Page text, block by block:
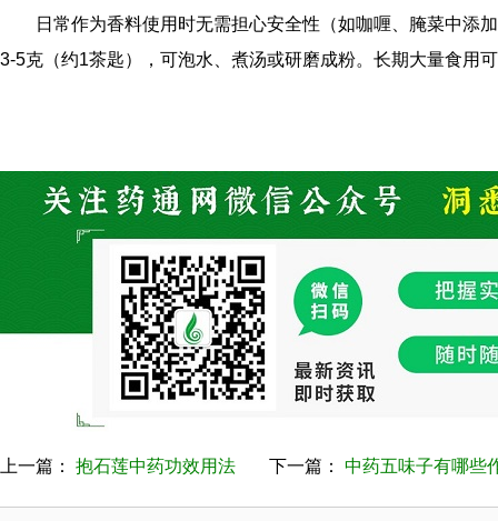
日常作为香料使用时无需担心安全性（如咖喱、腌菜中添
3-5克（约1茶匙），可泡水、煮汤或研磨成粉。长期大量食用
上一篇： 抱石莲中药功效用法 下一篇： 中药五味子有哪些